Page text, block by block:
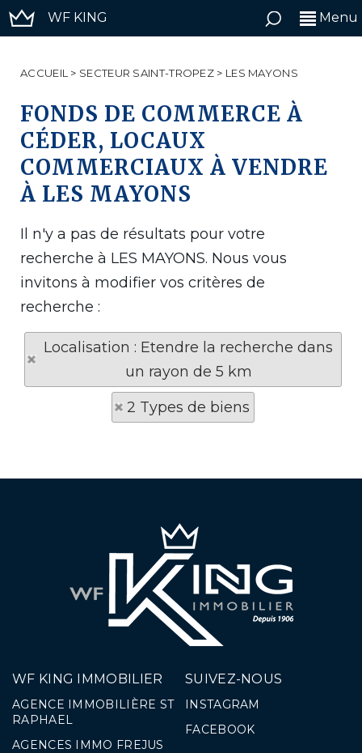
WF KING Menu
ACCUEIL > SECTEUR SAINT-TROPEZ > LES MAYONS
FONDS DE COMMERCE À
CÉDER, LOCAUX
COMMERCIAUX À VENDRE
À LES MAYONS
Il n'y a pas de résultats pour votre
recherche à LES MAYONS. Nous vous
invitons à modifier vos critères de
recherche :
Localisation : Etendre la recherche dans
un rayon de 5 km
2 Types de biens
WF KING IMMOBILIER
AGENCE IMMOBILIÈRE ST
RAPHAEL
AGENCES IMMO FREJUS
SUIVEZ-NOUS
INSTAGRAM
FACEBOOK